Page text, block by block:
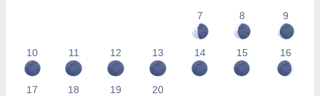
7
8 9
10 11 12 13 14 15 16
17 18 19 20